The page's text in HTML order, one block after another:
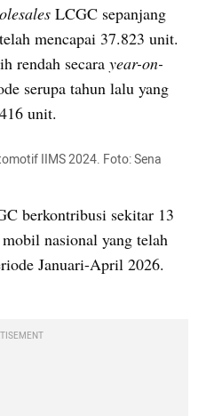
LCGC sepanjang
mencapai 37.823 unit.
rendah secara year-on-
serupa tahun lalu yang
unit.
IIMS 2024. Foto: Sena
berkontribusi sekitar 13
nasional yang telah
Januari-April 2026.